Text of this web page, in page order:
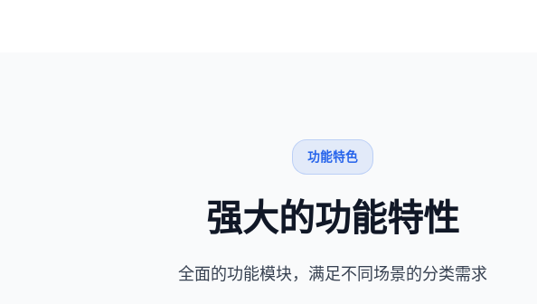
功能特色
强大的功能特性
全面的功能模块，满足不同场景的分类需求